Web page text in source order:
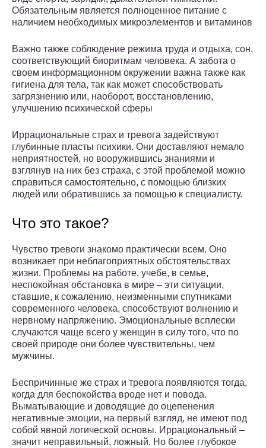
Обязательным является полноценное питание с
наличием необходимых микроэлементов и витаминов
Важно также соблюдение режима труда и отдыха, сон,
соответствующий биоритмам человека. А забота о
своем информационном окружении важна также как
гигиена для тела, так как может способствовать
загрязнению или, наоборот, восстановлению,
улучшению психической сферы
Иррациональные страх и тревога задействуют
глубинные пласты психики. Они доставляют немало
неприятностей, но вооружившись знаниями и
взглянув на них без страха, с этой проблемой можно
справиться самостоятельно, с помощью близких
людей или обратившись за помощью к специалисту.
Что это такое?
Чувство тревоги знакомо практически всем. Оно
возникает при неблагоприятных обстоятельствах
жизни. Проблемы на работе, учебе, в семье,
неспокойная обстановка в мире – эти ситуации,
ставшие, к сожалению, неизменными спутниками
современного человека, способствуют волнению и
нервному напряжению. Эмоциональные всплески
случаются чаще всего у женщин в силу того, что по
своей природе они более чувствительны, чем
мужчины.
Беспричинные же страх и тревога появляются тогда,
когда для беспокойства вроде нет и повода.
Выматывающие и доводящие до оцепенения
негативные эмоции, на первый взгляд, не имеют под
собой явной логической основы. Иррациональный –
значит неправильный, ложный. Но более глубокое